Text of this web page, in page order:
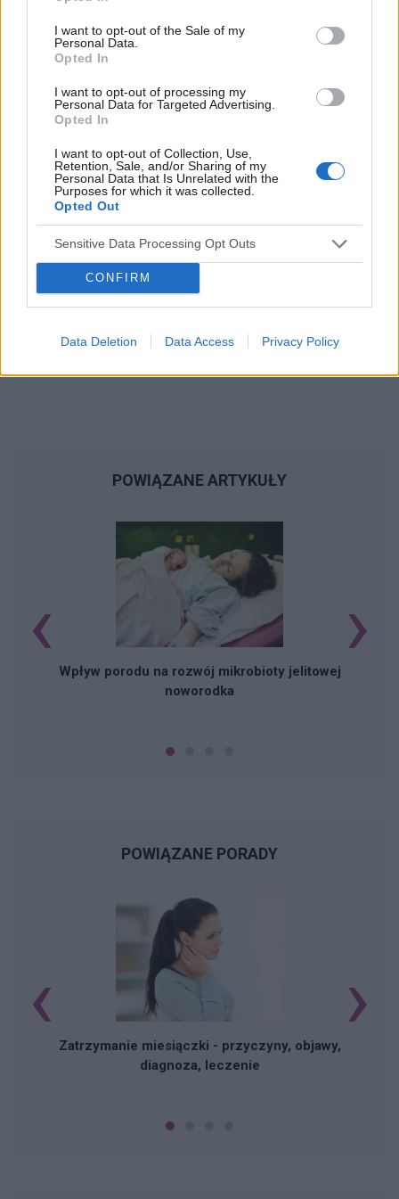
I want to opt-out of the Sale of my
Personal Data.
Opted In
I want to opt-out of processing my
Personal Data for Targeted Advertising.
Opted In
I want to opt-out of Collection, Use,
Retention, Sale, and/or Sharing of my
Personal Data that Is Unrelated with the
Purposes for which it was collected.
Opted Out
Sensitive Data Processing Opt Outs
CONFIRM
Data Deletion Data Access Privacy Policy
palmie później 2 dni jest ok i tak wkoło potrafię
plamić 2 tyg ciągiem . Dodam że zauważyłam że
moje plamienia pojawiaja się gdy coś podniosę
cięższego . To zacznę może od tego jak
poszłam pierwszy raz do ginekologa z moimi
płomieniami, przebadał mnie , wszytko ok dał
tabletki przeciw krwotoczne (które mi nie
udałam się na kolejną wizytę i doktor
powiedziała że zmieni mi tabelki antykoncepcja
na kelzy ( również bez zmian dalej krwawie ) .
Nie wiem do kogo ma się udać po pomoc i jak
sobie z tym poradzić ostatnio zauważyłam że
tej krwi jest zawsze więcej . Dodam również że
bolą mnie cały czas piersi . Przepraszam że tak
Tematy ciąża
POWIĄZANE ARTYKUŁY
Wpływ porodu na rozwój mikrobioty jelitowej
noworodka
‹ ›
POWIĄZANE PORADY
Zatrzymanie miesiączki - przyczyny, objawy,
diagnoza, leczenie
‹ ›